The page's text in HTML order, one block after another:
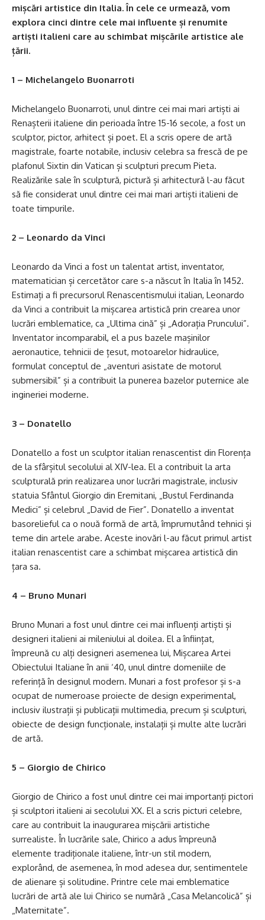
mișcări artistice din Italia. În cele ce urmează, vom
explora cinci dintre cele mai influente și renumite
artiști italieni care au schimbat mișcările artistice ale
țării.
1 – Michelangelo Buonarroti
Michelangelo Buonarroti, unul dintre cei mai mari artiști ai
Renașterii italiene din perioada între 15-16 secole, a fost un
sculptor, pictor, arhitect și poet. El a scris opere de artă
magistrale, foarte notabile, inclusiv celebra sa frescă de pe
plafonul Sixtin din Vatican și sculpturi precum Pieta.
Realizările sale în sculptură, pictură și arhitectură l-au făcut
să fie considerat unul dintre cei mai mari artiști italieni de
toate timpurile.
2 – Leonardo da Vinci
Leonardo da Vinci a fost un talentat artist, inventator,
matematician și cercetător care s-a născut în Italia în 1452.
Estimați a fi precursorul Renascentismului italian, Leonardo
da Vinci a contribuit la mișcarea artistică prin crearea unor
lucrări emblematice, ca „Ultima cină” și „Adorația Pruncului”.
Inventator incomparabil, el a pus bazele mașinilor
aeronautice, tehnicii de țesut, motoarelor hidraulice,
formulat conceptul de „aventuri asistate de motorul
submersibil” și a contribuit la punerea bazelor puternice ale
ingineriei moderne.
3 – Donatello
Donatello a fost un sculptor italian renascentist din Florența
de la sfârșitul secolului al XIV-lea. El a contribuit la arta
sculpturală prin realizarea unor lucrări magistrale, inclusiv
statuia Sfântul Giorgio din Eremitani, „Bustul Ferdinanda
Medici” și celebrul „David de Fier”. Donatello a inventat
basorelieful ca o nouă formă de artă, împrumutând tehnici și
teme din artele arabe. Aceste inovări l-au făcut primul artist
italian renascentist care a schimbat mișcarea artistică din
țara sa.
4 – Bruno Munari
Bruno Munari a fost unul dintre cei mai influenți artiști și
designeri italieni ai mileniului al doilea. El a înființat,
împreună cu alți designeri asemenea lui, Mișcarea Artei
Obiectului Italiane în anii ‘40, unul dintre domeniile de
referință în designul modern. Munari a fost profesor și s-a
ocupat de numeroase proiecte de design experimental,
inclusiv ilustrații și publicații multimedia, precum și sculpturi,
obiecte de design funcționale, instalații și multe alte lucrări
de artă.
5 – Giorgio de Chirico
Giorgio de Chirico a fost unul dintre cei mai importanți pictori
și sculptori italieni ai secolului XX. El a scris picturi celebre,
care au contribuit la inaugurarea mișcării artistiche
surrealiste. În lucrările sale, Chirico a adus împreună
elemente tradiționale italiene, într-un stil modern,
explorând, de asemenea, în mod adesea dur, sentimentele
de alienare și solitudine. Printre cele mai emblematice
lucrări de artă ale lui Chirico se numără „Casa Melancolică” și
„Maternitate”.